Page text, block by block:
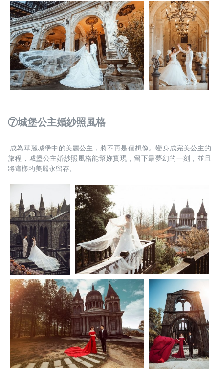
⑦城堡公主婚紗照風格
旅程，城堡公主婚紗照風格能幫妳實現，留下最夢幻的一刻，並且
將這樣的美麗永留存。